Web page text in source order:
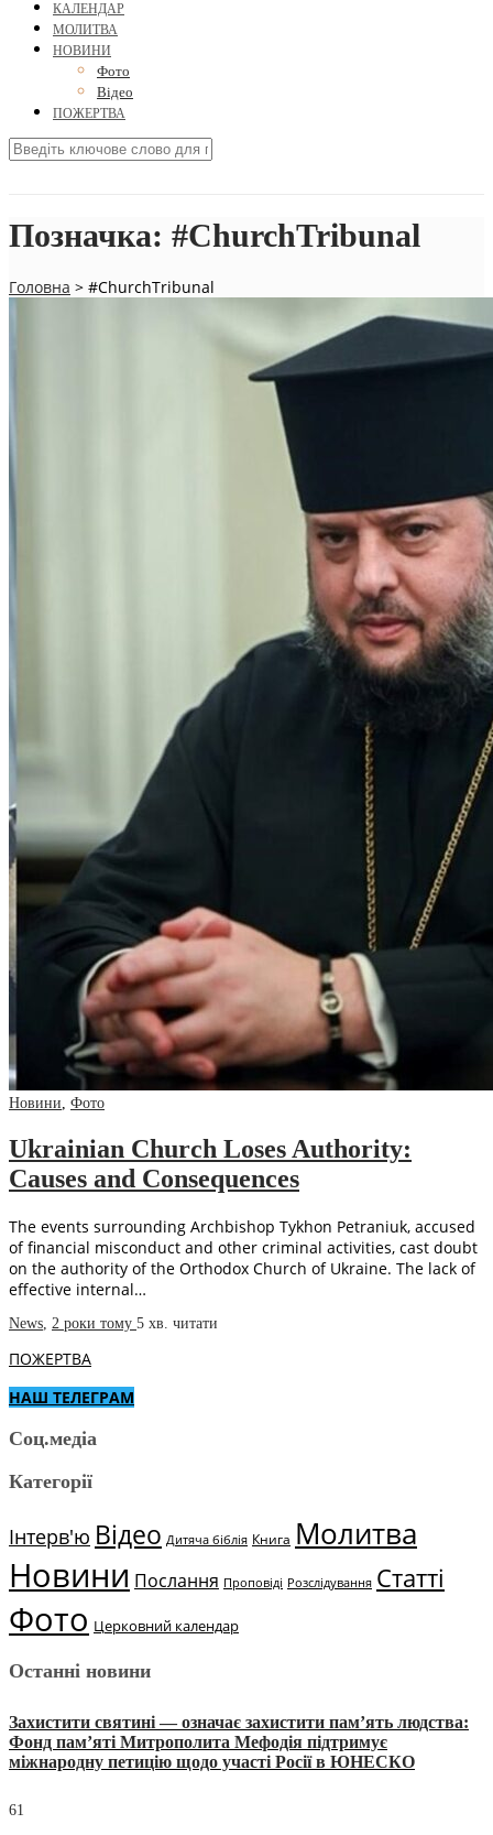
КАЛЕНДАР
МОЛИТВА
НОВИНИ
Фото
Відео
ПОЖЕРТВА
Позначка: #ChurchTribunal
Головна > #ChurchTribunal
Новини, Фото
Ukrainian Church Loses Authority:
Causes and Consequences
The events surrounding Archbishop Tykhon Petraniuk, accused
of financial misconduct and other criminal activities, cast doubt
on the authority of the Orthodox Church of Ukraine. The lack of
effective internal…
News, 2 роки тому 5 хв. читати
ПОЖЕРТВА
НАШ ТЕЛЕГРАМ
Соц.медіа
Категорії
Інтерв'ю Відео Дитяча біблія Книга Молитва
Новини Послання Проповіді Розслідування Статті
Фото Церковний календар
Останні новини
Захистити святині — означає захистити пам’ять людства:
Фонд пам’яті Митрополита Мефодія підтримує
міжнародну петицію щодо участі Росії в ЮНЕСКО
61